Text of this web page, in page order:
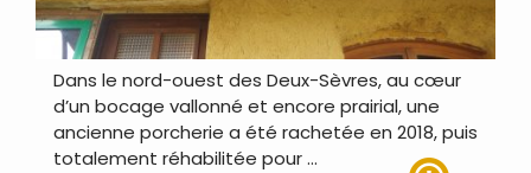
Dans le nord-ouest des Deux-Sèvres, au cœur
d’un bocage vallonné et encore prairial, une
ancienne porcherie a été rachetée en 2018, puis
totalement réhabilitée pour …